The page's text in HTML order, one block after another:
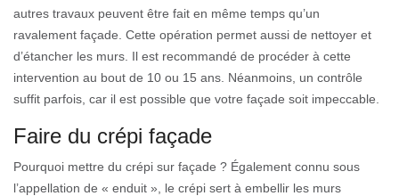
autres travaux peuvent être fait en même temps qu’un
ravalement façade. Cette opération permet aussi de nettoyer et
d’étancher les murs. Il est recommandé de procéder à cette
intervention au bout de 10 ou 15 ans. Néanmoins, un contrôle
suffit parfois, car il est possible que votre façade soit impeccable.
Faire du crépi façade
Pourquoi mettre du crépi sur façade ? Également connu sous
l’appellation de « enduit », le crépi sert à embellir les murs